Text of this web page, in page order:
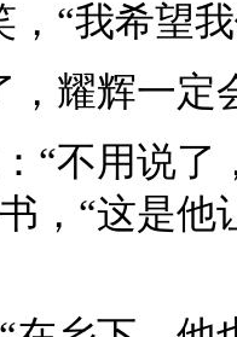
，“我希望
耀辉一定
不用说了
，“这是